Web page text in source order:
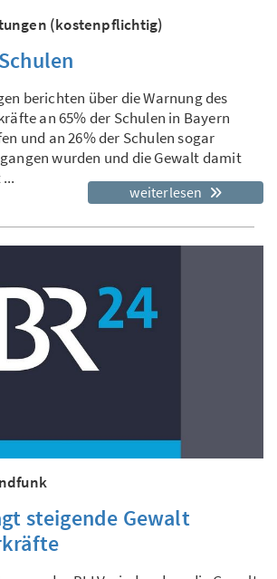
(kostenpflichtig)
berichten über die Warnung des
an 65% der Schulen in Bayern
und an 26% der Schulen sogar
wurden und die Gewalt damit
weiterlesen
steigende Gewalt